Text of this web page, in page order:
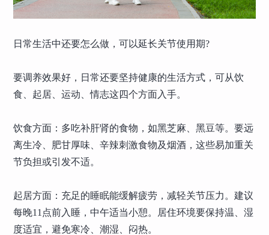
日常生活中还要怎么做，可以延长关节使用期?
要调养效果好，日常还要坚持健康的生活方式，可从饮
食、起居、运动、情志这四个方面入手。
饮食方面：多吃补肝肾的食物，如黑芝麻、黑豆等。要远
离生冷、肥甘厚味、辛辣刺激食物及烟酒，这些易加重关
节负担或引发不适。
起居方面：充足的睡眠能缓解疲劳，减轻关节压力。建议
每晚11点前入睡，中午适当小憩。居住环境要保持温、湿
度适宜，避免寒冷、潮湿、闷热。